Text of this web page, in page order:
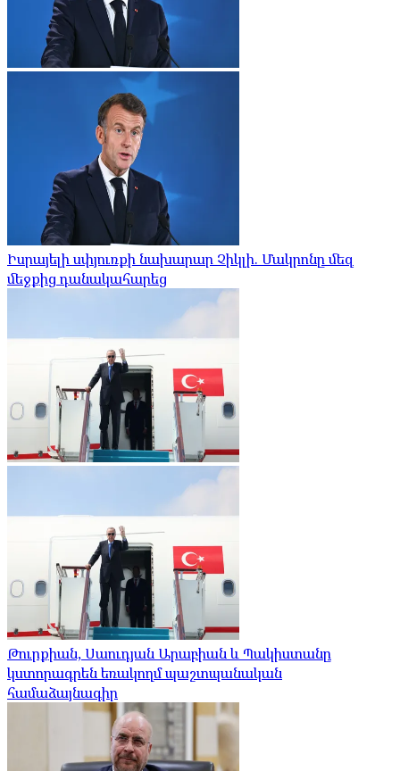
Իսրայելի սփյուռքի նախարար Չիկլի. Մակրոնը մեզ
մեջքից դանակահարեց
Թուրքիան, Սաուդյան Արաբիան և Պակիստանը
կստորագրեն եռակողմ պաշտպանական
համաձայնագիր